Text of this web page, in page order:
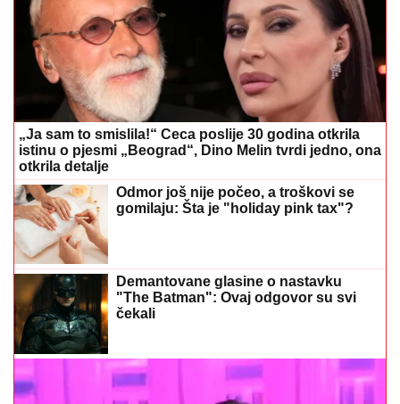
„Ja sam to smislila!“ Ceca poslije 30 godina otkrila
istinu o pjesmi „Beograd“, Dino Melin tvrdi jedno, ona
otkrila detalje
Odmor još nije počeo, a troškovi se
gomilaju: Šta je "holiday pink tax"?
čekali